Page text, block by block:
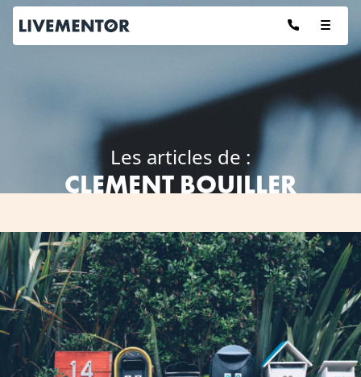
Aller
contenu
Les articles de :
CLEMENT BOUILLER